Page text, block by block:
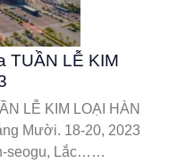
TUẦN LỄ KIM
LỄ KIM LOẠI HÀN
Mười. 18-20, 2023
seogu, Lắc……